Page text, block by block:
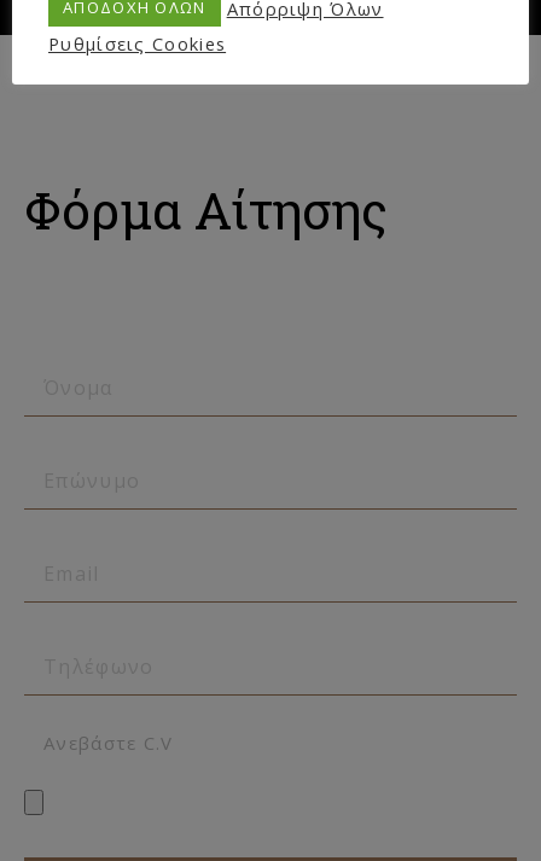
Φόρμα Αίτησης
Ανεβάστε C.V
ΑΠΟΔΟΧΗ ΟΛΩΝ
Απόρριψη Όλων
Ρυθμίσεις Cookies